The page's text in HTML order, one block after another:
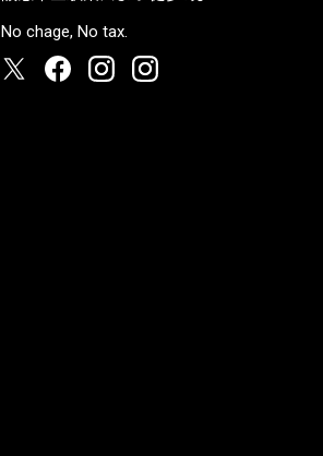
No chage, No tax.